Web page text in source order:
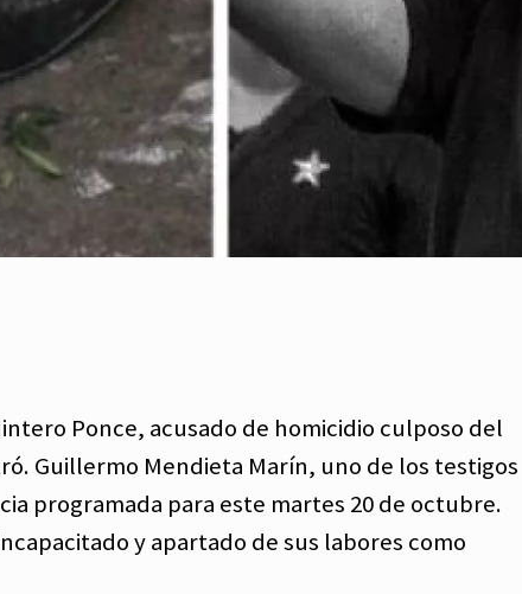
Ponce, acusado de homicidio culposo del
Guillermo Mendieta Marín, uno de los testigos
programada para este martes 20 de octubre.
y apartado de sus labores como